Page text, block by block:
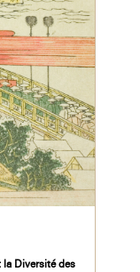
la Diversité des